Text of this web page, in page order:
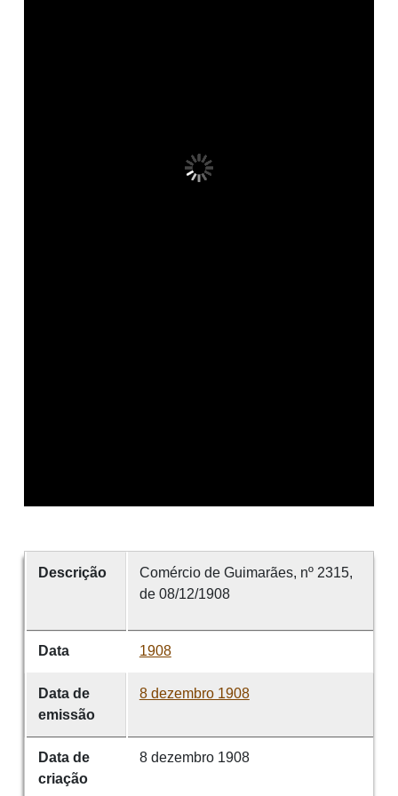
Descrição
Comércio de Guimarães, nº 2315,
de 08/12/1908
Data 1908
Data de
emissão
8 dezembro 1908
Data de
criação
8 dezembro 1908